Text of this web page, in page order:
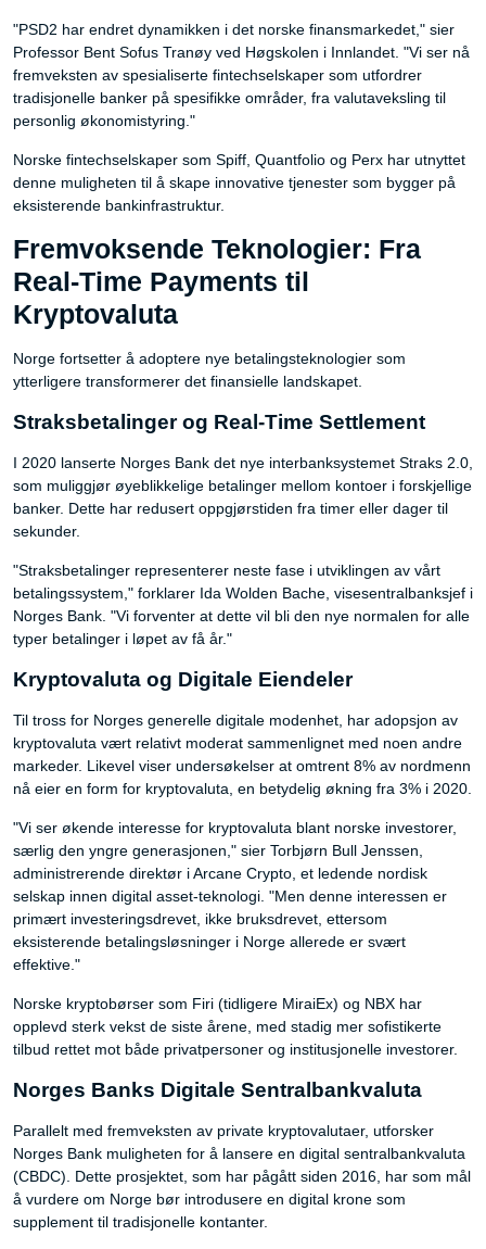
"PSD2 har endret dynamikken i det norske finansmarkedet," sier
Professor Bent Sofus Tranøy ved Høgskolen i Innlandet. "Vi ser nå
fremveksten av spesialiserte fintechselskaper som utfordrer
tradisjonelle banker på spesifikke områder, fra valutaveksling til
personlig økonomistyring."
Norske fintechselskaper som Spiff, Quantfolio og Perx har utnyttet
denne muligheten til å skape innovative tjenester som bygger på
eksisterende bankinfrastruktur.
Fremvoksende Teknologier: Fra
Real-Time Payments til
Kryptovaluta
Norge fortsetter å adoptere nye betalingsteknologier som
ytterligere transformerer det finansielle landskapet.
Straksbetalinger og Real-Time Settlement
I 2020 lanserte Norges Bank det nye interbanksystemet Straks 2.0,
som muliggjør øyeblikkelige betalinger mellom kontoer i forskjellige
banker. Dette har redusert oppgjørstiden fra timer eller dager til
sekunder.
"Straksbetalinger representerer neste fase i utviklingen av vårt
betalingssystem," forklarer Ida Wolden Bache, visesentralbanksjef i
Norges Bank. "Vi forventer at dette vil bli den nye normalen for alle
typer betalinger i løpet av få år."
Kryptovaluta og Digitale Eiendeler
Til tross for Norges generelle digitale modenhet, har adopsjon av
kryptovaluta vært relativt moderat sammenlignet med noen andre
markeder. Likevel viser undersøkelser at omtrent 8% av nordmenn
nå eier en form for kryptovaluta, en betydelig økning fra 3% i 2020.
"Vi ser økende interesse for kryptovaluta blant norske investorer,
særlig den yngre generasjonen," sier Torbjørn Bull Jenssen,
administrerende direktør i Arcane Crypto, et ledende nordisk
selskap innen digital asset-teknologi. "Men denne interessen er
primært investeringsdrevet, ikke bruksdrevet, ettersom
eksisterende betalingsløsninger i Norge allerede er svært
effektive."
Norske kryptobørser som Firi (tidligere MiraiEx) og NBX har
opplevd sterk vekst de siste årene, med stadig mer sofistikerte
tilbud rettet mot både privatpersoner og institusjonelle investorer.
Norges Banks Digitale Sentralbankvaluta
Parallelt med fremveksten av private kryptovalutaer, utforsker
Norges Bank muligheten for å lansere en digital sentralbankvaluta
(CBDC). Dette prosjektet, som har pågått siden 2016, har som mål
å vurdere om Norge bør introdusere en digital krone som
supplement til tradisjonelle kontanter.